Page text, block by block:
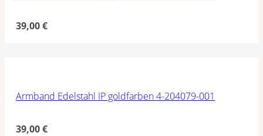
39,00€
Armband Edelstahl IP goldfarben 4-204079-001
39,00€